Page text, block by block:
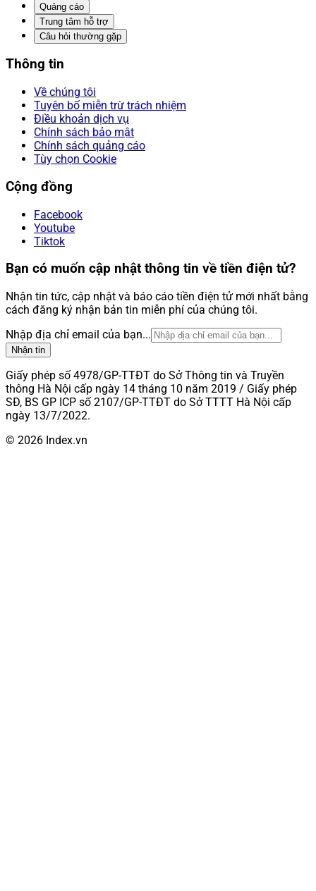
Quảng cáo
Trung tâm hỗ trợ
Câu hỏi thường gặp
Thông tin
Về chúng tôi
Tuyên bố miễn trừ trách nhiệm
Điều khoản dịch vụ
Chính sách bảo mật
Chính sách quảng cáo
Tùy chọn Cookie
Cộng đồng
Facebook
Youtube
Tiktok
Bạn có muốn cập nhật thông tin về tiền điện tử?
Nhận tin tức, cập nhật và báo cáo tiền điện tử mới nhất bằng
cách đăng ký nhận bản tin miễn phí của chúng tôi.
Nhập địa chỉ email của bạn...
Nhận tin
Giấy phép số 4978/GP-TTĐT do Sở Thông tin và Truyền
thông Hà Nội cấp ngày 14 tháng 10 năm 2019 / Giấy phép
SĐ, BS GP ICP số 2107/GP-TTĐT do Sở TTTT Hà Nội cấp
ngày 13/7/2022.
© 2026 Index.vn